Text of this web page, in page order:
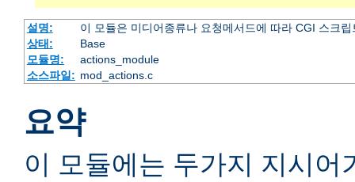
설명:
이 모듈은 미디어종류나 요청메서드에 따라 CGI 스크
상태:
Base
모듈명:
actions_module
소스파일: mod_actions.c
요약
이 모듈에는 두가지 지시어